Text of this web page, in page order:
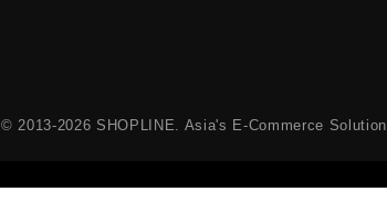
© 2013-2026 SHOPLINE. Asia's E-Commerce Solution.